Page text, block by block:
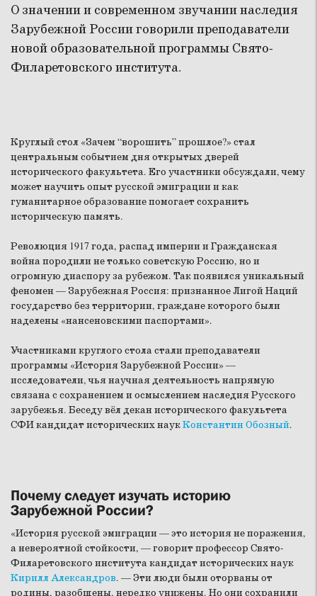
О значении и современном звучании наследия
Зарубежной России говорили преподаватели
новой образовательной программы Свято-
Филаретовского института.
Круглый стол «Зачем “ворошить” прошлое?» стал
центральным событием дня открытых дверей
исторического факультета. Его участники обсуждали, чему
может научить опыт русской эмиграции и как
гуманитарное образование помогает сохранить
историческую память.
Революция 1917 года, распад империи и Гражданская
война породили не только советскую Россию, но и
огромную диаспору за рубежом. Так появился уникальный
феномен — Зарубежная Россия: признанное Лигой Наций
государство без территории, граждане которого были
наделены «нансеновскими паспортами».
Участниками круглого стола стали преподаватели
программы «История Зарубежной России» —
исследователи, чья научная деятельность напрямую
связана с сохранением и осмыслением наследия Русского
зарубежья. Беседу вёл декан исторического факультета
СФИ кандидат исторических наукКонстантин Обозный.
Почему следует изучать историю
Зарубежной России?
«История русской эмиграции — это история не поражения,
а невероятной стойкости, — говорит профессор Свято-
Филаретовского института кандидат исторических наук
Кирилл Александров. — Эти люди были оторваны от
родины, разобщены, нередко унижены. Но они сохранили